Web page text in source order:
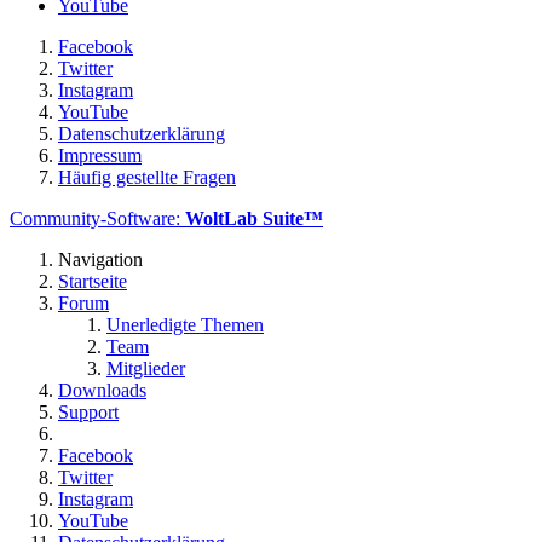
YouTube
Facebook
Twitter
Instagram
YouTube
Datenschutzerklärung
Impressum
Häufig gestellte Fragen
Community-Software: WoltLab Suite™
Navigation
Startseite
Forum
Unerledigte Themen
Team
Mitglieder
Downloads
Support
Facebook
Twitter
Instagram
YouTube